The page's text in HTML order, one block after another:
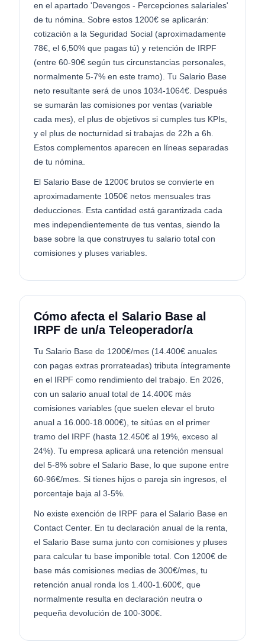
en el apartado 'Devengos - Percepciones salariales'
de tu nómina. Sobre estos 1200€ se aplicarán:
cotización a la Seguridad Social (aproximadamente
78€, el 6,50% que pagas tú) y retención de IRPF
(entre 60-90€ según tus circunstancias personales,
normalmente 5-7% en este tramo). Tu Salario Base
neto resultante será de unos 1034-1064€. Después
se sumarán las comisiones por ventas (variable
cada mes), el plus de objetivos si cumples tus KPIs,
y el plus de nocturnidad si trabajas de 22h a 6h.
Estos complementos aparecen en líneas separadas
de tu nómina.
El Salario Base de 1200€ brutos se convierte en
aproximadamente 1050€ netos mensuales tras
deducciones. Esta cantidad está garantizada cada
mes independientemente de tus ventas, siendo la
base sobre la que construyes tu salario total con
comisiones y pluses variables.
Cómo afecta el Salario Base al
IRPF de un/a Teleoperador/a
Tu Salario Base de 1200€/mes (14.400€ anuales
con pagas extras prorrateadas) tributa íntegramente
en el IRPF como rendimiento del trabajo. En 2026,
con un salario anual total de 14.400€ más
comisiones variables (que suelen elevar el bruto
anual a 16.000-18.000€), te sitúas en el primer
tramo del IRPF (hasta 12.450€ al 19%, exceso al
24%). Tu empresa aplicará una retención mensual
del 5-8% sobre el Salario Base, lo que supone entre
60-96€/mes. Si tienes hijos o pareja sin ingresos, el
porcentaje baja al 3-5%.
No existe exención de IRPF para el Salario Base en
Contact Center. En tu declaración anual de la renta,
el Salario Base suma junto con comisiones y pluses
para calcular tu base imponible total. Con 1200€ de
base más comisiones medias de 300€/mes, tu
retención anual ronda los 1.400-1.600€, que
normalmente resulta en declaración neutra o
pequeña devolución de 100-300€.